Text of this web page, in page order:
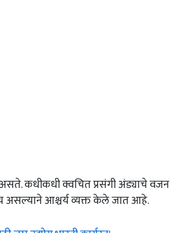
असते. कधीकधी क्वचित प्रसंगी अंड्याचे वजन
असल्याने आश्चर्य व्यक्त केले जात आहे.